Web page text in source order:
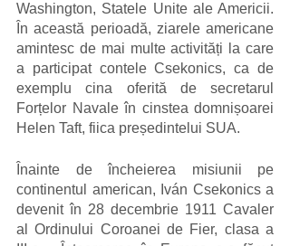
Washington, Statele Unite ale Americii.
În această perioadă, ziarele americane
amintesc de mai multe activități la care
a participat contele Csekonics, ca de
exemplu cina oferită de secretarul
Forțelor Navale în cinstea domnișoarei
Helen Taft, fiica președintelui SUA.
Înainte de încheierea misiunii pe
continentul american, Iván Csekonics a
devenit în 28 decembrie 1911 Cavaler
al Ordinului Coroanei de Fier, clasa a